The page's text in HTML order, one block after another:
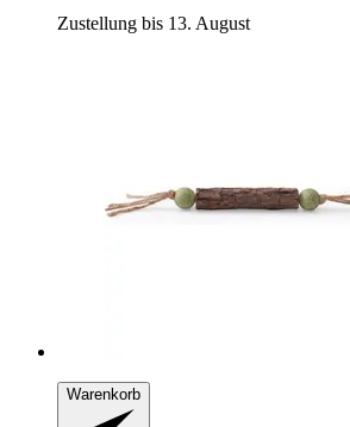
Zustellung bis 13. August
Warenkorb